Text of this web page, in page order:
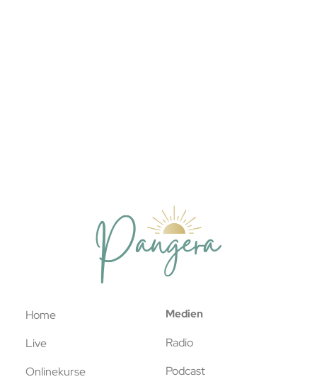
Home
Live
Onlinekurse
Medien
Radio
Podcast